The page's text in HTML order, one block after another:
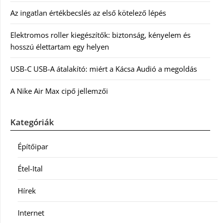
Az ingatlan értékbecslés az első kötelező lépés
Elektromos roller kiegészítők: biztonság, kényelem és
hosszú élettartam egy helyen
USB-C USB-A átalakító: miért a Kácsa Audió a megoldás
A Nike Air Max cipő jellemzői
Kategóriák
Építőipar
Étel-Ital
Hírek
Internet